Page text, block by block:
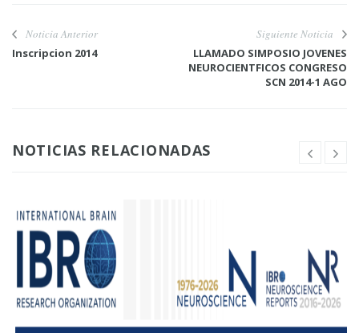
Noticia Anterior
Inscripcion 2014
Siguiente Noticia
LLAMADO SIMPOSIO JOVENES
NEUROCIENTFICOS CONGRESO
SCN 2014-1 AGO
NOTICIAS RELACIONADAS